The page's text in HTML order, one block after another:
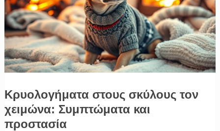
Κρυολογήματα στους σκύλους τον
χειμώνα: Συμπτώματα και
προστασία